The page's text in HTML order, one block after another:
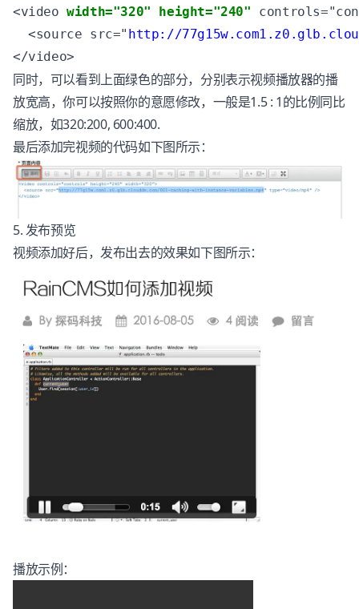
<video width="320" height="240"
  <source src="
http://
</video>
同时，可以看到上面绿色的部分，分别表示视频播放器的播
放宽高，你可以按照你的意愿修改，一般是1.5 : 1的比例同比
缩放，如320:200, 600:400.
最后添加完视频的代码如下图所示：
5. 发布预览
视频添加好后，发布出去的效果如下图所示：
播放示例：